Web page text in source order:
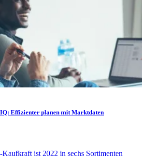
Effizienter planen mit Marktdaten